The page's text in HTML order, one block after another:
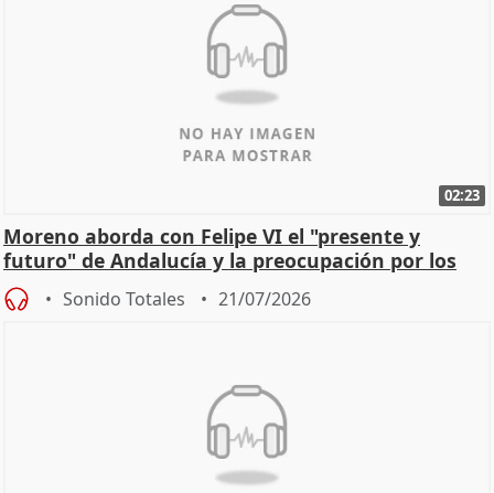
02:23
Moreno aborda con Felipe VI el "presente y
futuro" de Andalucía y la preocupación por los
incendios
Sonido Totales 21/07/2026